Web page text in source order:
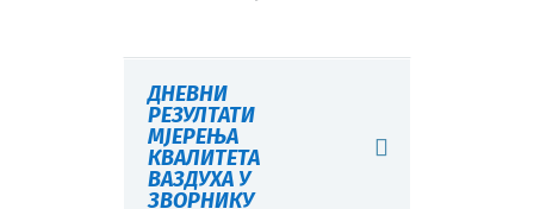
ДНЕВНИ
РЕЗУЛТАТИ
МЈЕРЕЊА
КВАЛИТЕТА
ВАЗДУХА У
ЗВОРНИКУ